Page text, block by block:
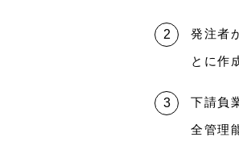
発注者
とに作
下請負
全管理